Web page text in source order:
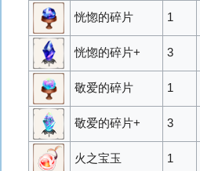
恍惚的碎片 1
恍惚的碎片+ 3
敬爱的碎片 1
敬爱的碎片+ 3
火之宝玉 1